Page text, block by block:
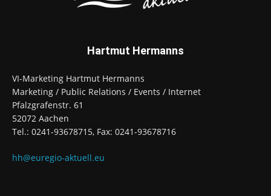
Hartmut Hermanns
VI-Marketing Hartmut Hermanns
Marketing / Public Relations / Events / Internet
Pfalzgrafenstr. 61
52072 Aachen
Tel.: 0241-93678715, Fax: 0241-93678716
hh@euregio-aktuell.eu